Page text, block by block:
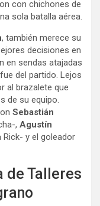
con chichones de
sola batalla aérea.
, también merece su
decisiones en
en sendas atajadas
del partido. Lejos
al brazalete que
de su equipo.
Sebastián
, Agustín
Rick- y el goleador
de Talleres